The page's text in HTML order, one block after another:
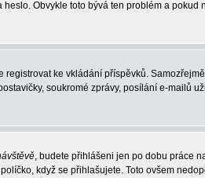
Obvykle toto bývá ten problém a pokud
ke vkládání příspěvků.
soukromé zprávy, posílání e-mailů
, budete přihlášeni jen po dobu práce
když se přihlašujete. Toto ovšem